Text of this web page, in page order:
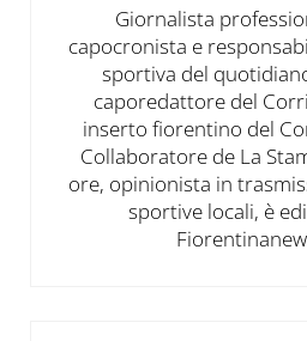
Giornalista
capocronista e
sportiva del
caporedattore del
inserto fiorentino del
Collaboratore de La
ore, opinionista in
sportive locali, è